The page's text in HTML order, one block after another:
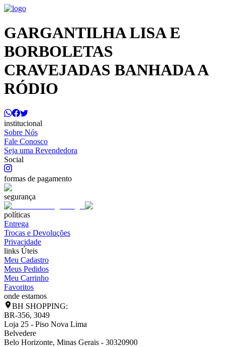
GARGANTILHA LISA E
BORBOLETAS
CRAVEJADAS BANHADA A
RÓDIO
institucional
Sobre Nós
Fale Conosco
Seja uma Revendedora
Social
formas de pagamento
segurança
políticas
Entrega
Trocas e Devoluções
Privacidade
links Úteis
Meu Cadastro
Meus Pedidos
Meu Carrinho
Favoritos
onde estamos
BH SHOPPING:
BR-356, 3049
Loja 25 - Piso Nova Lima
Belvedere
Belo Horizonte, Minas Gerais - 30320900